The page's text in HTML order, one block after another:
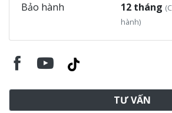
Bảo hành 12 tháng
hành)
TƯ VẤN